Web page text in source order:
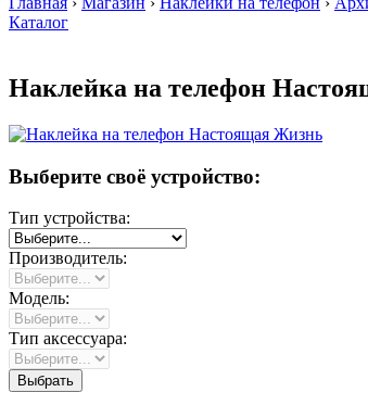
Каталог
Наклейка на телефон
Выберите своё устройство:
Тип устройства:
Производитель:
Модель:
Тип аксессуара: